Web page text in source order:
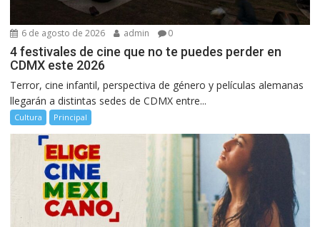
6 de agosto de 2026 admin 0
4 festivales de cine que no te puedes perder en
CDMX este 2026
Terror, cine infantil, perspectiva de género y películas alemanas
llegarán a distintas sedes de CDMX entre...
Cultura Principal